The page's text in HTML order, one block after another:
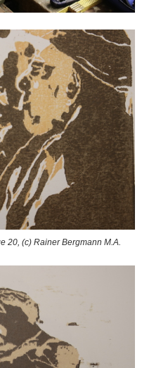
20, (c) Rainer Bergmann M.A.